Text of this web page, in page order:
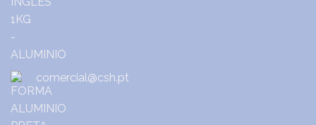
comercial@csh.pt